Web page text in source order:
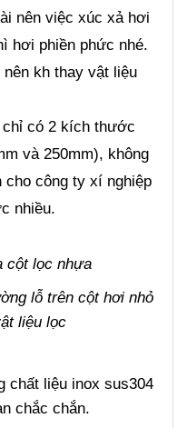
nên việc xúc xả hơi
hơi phiền phức nhé.
kh thay vật liệu
có 2 kích thước
và 250mm), không
công ty xí nghiệp
nhiều.
lỗ trên cột hơi nhỏ
liệu lọc
chất liệu inox sus304
chắc chắn.